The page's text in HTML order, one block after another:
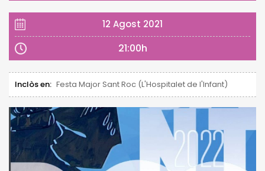
12 Agost 2021
21:00h
Inclòs en: Festa Major Sant Roc (L'Hospitalet de l'Infant)